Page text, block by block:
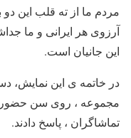
مردم ما از ته قلب این دو
آرزوی هر ایرانی و ما
این جانیان است.
در خاتمه ی این نمایش،
مجموعه ، روی سن حضور
تماشاگران ، پاسخ دادند.